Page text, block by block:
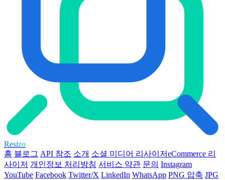
Resizo
홈 블로그 API 참조 소개 소셜 미디어 리사이저eCommerce 리
사이저 개인정보 처리방침 서비스 약관 문의 Instagram
YouTube Facebook Twitter/X LinkedIn WhatsApp PNG 압축 JPG